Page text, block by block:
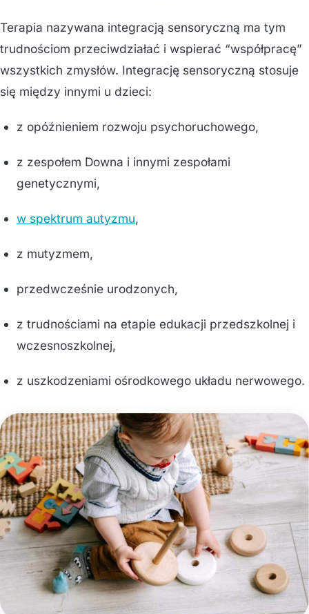
Terapia nazywana integracją sensoryczną ma tym
trudnościom przeciwdziałać i wspierać “współpracę”
wszystkich zmysłów. Integrację sensoryczną stosuje
się między innymi u dzieci:
z opóźnieniem rozwoju psychoruchowego,
z zespołem Downa i innymi zespołami
genetycznymi,
w spektrum autyzmu,
z mutyzmem,
przedwcześnie urodzonych,
z trudnościami na etapie edukacji przedszkolnej i
wczesnoszkolnej,
z uszkodzeniami ośrodkowego układu nerwowego.